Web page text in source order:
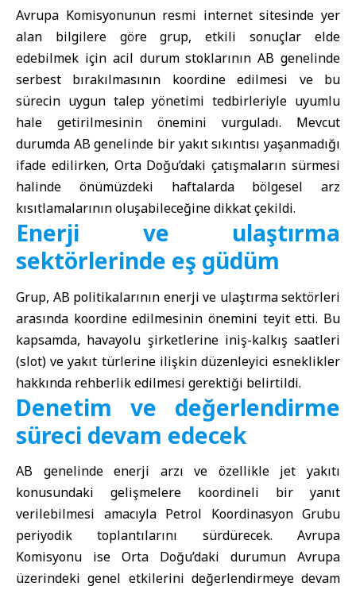
Avrupa Komisyonunun resmi internet sitesinde yer
alan bilgilere göre grup, etkili sonuçlar elde
edebilmek için acil durum stoklarının AB genelinde
serbest bırakılmasının koordine edilmesi ve bu
sürecin uygun talep yönetimi tedbirleriyle uyumlu
hale getirilmesinin önemini vurguladı. Mevcut
durumda AB genelinde bir yakıt sıkıntısı yaşanmadığı
ifade edilirken, Orta Doğu’daki çatışmaların sürmesi
halinde önümüzdeki haftalarda bölgesel arz
kısıtlamalarının oluşabileceğine dikkat çekildi.
Enerji ve ulaştırma
sektörlerinde eş güdüm
Grup, AB politikalarının enerji ve ulaştırma sektörleri
arasında koordine edilmesinin önemini teyit etti. Bu
kapsamda, havayolu şirketlerine iniş-kalkış saatleri
(slot) ve yakıt türlerine ilişkin düzenleyici esneklikler
hakkında rehberlik edilmesi gerektiği belirtildi.
Denetim ve değerlendirme
süreci devam edecek
AB genelinde enerji arzı ve özellikle jet yakıtı
konusundaki gelişmelere koordineli bir yanıt
verilebilmesi amacıyla Petrol Koordinasyon Grubu
periyodik toplantılarını sürdürecek. Avrupa
Komisyonu ise Orta Doğu’daki durumun Avrupa
üzerindeki genel etkilerini değerlendirmeye devam